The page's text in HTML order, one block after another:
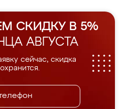
СКИДКУ В 5%
АВГУСТА
сейчас, скидка